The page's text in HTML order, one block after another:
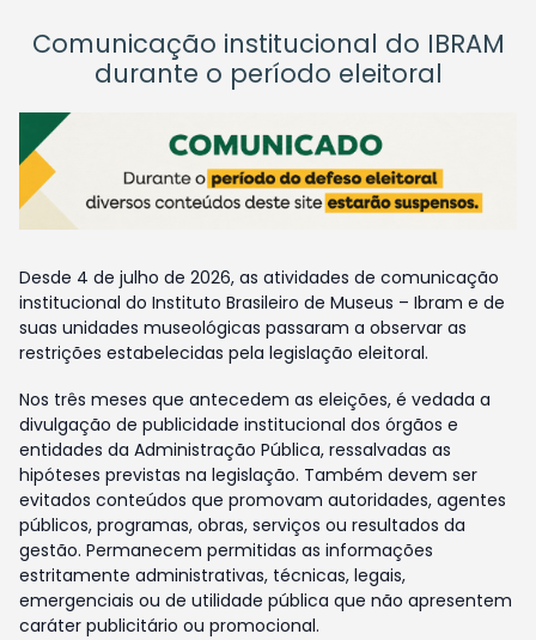
Comunicação institucional do IBRAM
durante o período eleitoral
Desde 4 de julho de 2026, as atividades de comunicação
institucional do Instituto Brasileiro de Museus – Ibram e de
suas unidades museológicas passaram a observar as
restrições estabelecidas pela legislação eleitoral.
Nos três meses que antecedem as eleições, é vedada a
divulgação de publicidade institucional dos órgãos e
entidades da Administração Pública, ressalvadas as
hipóteses previstas na legislação. Também devem ser
evitados conteúdos que promovam autoridades, agentes
públicos, programas, obras, serviços ou resultados da
gestão. Permanecem permitidas as informações
estritamente administrativas, técnicas, legais,
emergenciais ou de utilidade pública que não apresentem
caráter publicitário ou promocional.